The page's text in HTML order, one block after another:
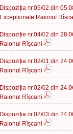
Dispoziția nr.05/02 din
Excepționale Raionul
Dispoziție nr.04/02 din
Raionul Rîșcani
Dispoziția nr.02/01 din
Raionul Rîșcani
Dispoziția nr.02/02 din
Raionul Rîșcani
Dispoziția nr.02/03 din
Raionul Rîșcani